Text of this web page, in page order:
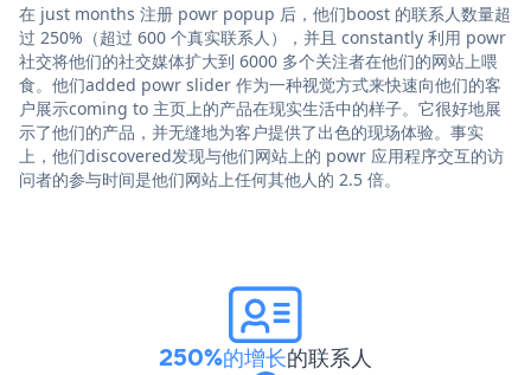
在 just months 注册 powr popup 后，他们boost 的联系人数量超
过 250%（超过 600 个真实联系人），并且 constantly 利用 powr
社交将他们的社交媒体扩大到 6000 多个关注者在他们的网站上喂
食。他们added powr slider 作为一种视觉方式来快速向他们的客
户展示coming to 主页上的产品在现实生活中的样子。它很好地展
示了他们的产品，并无缝地为客户提供了出色的现场体验。事实
上，他们discovered发现与他们网站上的 powr 应用程序交互的访
问者的参与时间是他们网站上任何其他人的 2.5 倍。
250%的增长的联系人